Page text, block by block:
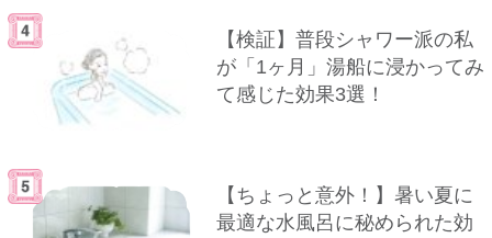
【検証】普段シャワー派の私
が「1ヶ月」湯船に浸かってみ
て感じた効果3選！
【ちょっと意外！】暑い夏に
最適な水風呂に秘められた効